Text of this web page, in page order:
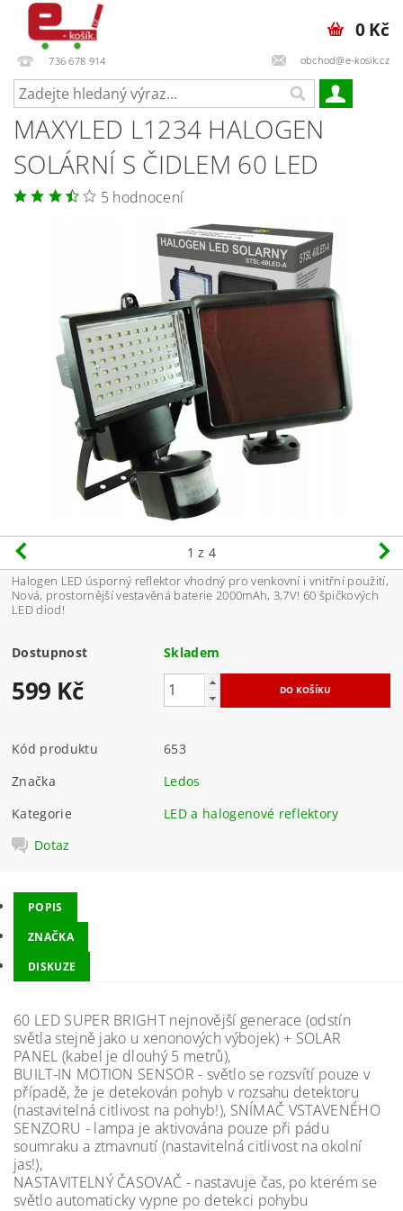
736 678 914 obchod@e-kosik.cz
0 Kč
MAXYLED L1234 HALOGEN
SOLÁRNÍ S ČIDLEM 60 LED
5 hodnocení
1 z 4
Halogen LED úsporný reflektor vhodný pro venkovní i vnitřní použití,
Nová, prostornější vestavěná baterie 2000mAh, 3,7V! 60 špičkových
LED diod!
Dostupnost Skladem
599 Kč
Kód produktu
653
Značka
Ledos
Kategorie
LED a halogenové reflektory
Dotaz
POPIS
ZNAČKA
DISKUZE
60 LED SUPER BRIGHT nejnovější generace (odstín
světla stejně jako u xenonových výbojek) + SOLAR
PANEL (kabel je dlouhý 5 metrů),
BUILT-IN MOTION SENSOR - světlo se rozsvítí pouze v
případě, že je detekován pohyb v rozsahu detektoru
(nastavitelná citlivost na pohyb!), SNÍMAČ VSTAVENÉHO
SENZORU - lampa je aktivována pouze při pádu
soumraku a ztmavnutí (nastavitelná citlivost na okolní
jas!),
NASTAVITELNÝ ČASOVAČ - nastavuje čas, po kterém se
světlo automaticky vypne po detekci pohybu